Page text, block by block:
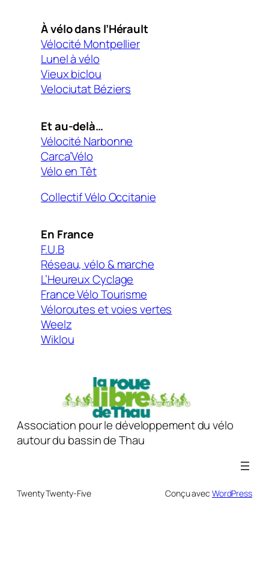
À vélo dans l’Hérault
Vélocité Montpellier
Lunel à vélo
Vieux biclou
Velociutat Béziers
Et au-delà…
Vélocité Narbonne
Carca’Vélo
Vélo en Têt
Collectif Vélo Occitanie
En France
F.U.B
Réseau, vélo & marche
L’Heureux Cyclage
France Vélo Tourisme
Véloroutes et voies vertes
Weelz
Wiklou
Association pour le développement du vélo
autour du bassin de Thau
Twenty Twenty-Five Conçu avec WordPress